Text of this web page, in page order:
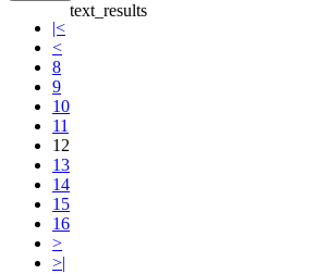
|<
<
8
9
10
11
12
13
14
15
16
>
>|
text_results